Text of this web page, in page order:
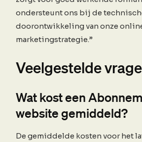
ondersteunt ons bij de
doorontwikkeling van onze
marketingstrategie.”
Veelgestelde
Wat kost een
website gemiddeld?
De gemiddelde kosten voor het